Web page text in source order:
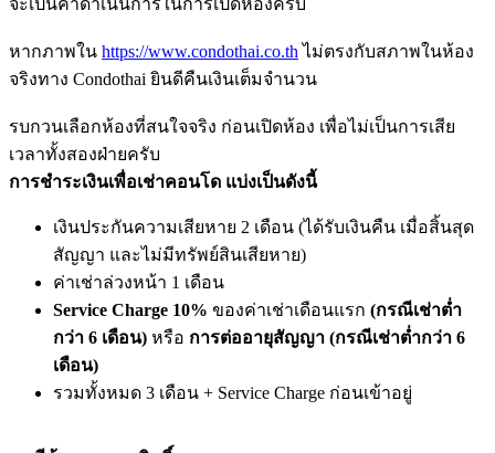
จะเป็นค่าดำเนินการในการเปิดห้องครับ
หากภาพใน https://www.condothai.co.th ไม่ตรงกับสภาพในห้อง
จริงทาง Condothai ยินดีคืนเงินเต็มจำนวน
รบกวนเลือกห้องที่สนใจจริง ก่อนเปิดห้อง เพื่อไม่เป็นการเสีย
เวลาทั้งสองฝ่ายครับ
การชำระเงินเพื่อเช่าคอนโด แบ่งเป็นดังนี้
เงินประกันความเสียหาย 2 เดือน (ได้รับเงินคืน เมื่อสิ้นสุด
สัญญา และไม่มีทรัพย์สินเสียหาย)
ค่าเช่าล่วงหน้า 1 เดือน
Service Charge 10% ของค่าเช่าเดือนแรก (กรณีเช่าต่ำ
กว่า 6 เดือน) หรือ การต่ออายุสัญญา (กรณีเช่าต่ำกว่า 6
เดือน)
รวมทั้งหมด 3 เดือน + Service Charge ก่อนเข้าอยู่